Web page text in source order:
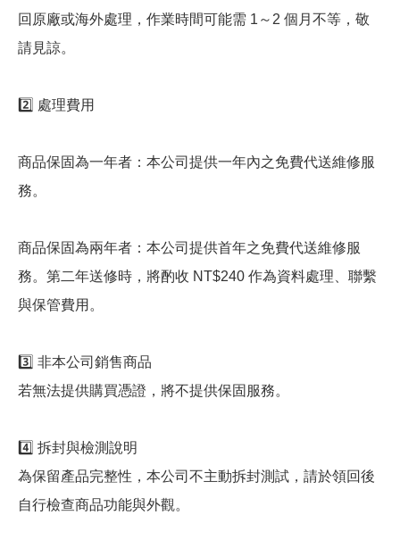
回原廠或海外處理，作業時間可能需 1～2 個月不等，敬
請見諒。
2️⃣ 處理費用
商品保固為一年者：本公司提供一年內之免費代送維修服
務。
商品保固為兩年者：本公司提供首年之免費代送維修服
務。第二年送修時，將酌收 NT$240 作為資料處理、聯繫
與保管費用。
3️⃣ 非本公司銷售商品
若無法提供購買憑證，將不提供保固服務。
4️⃣ 拆封與檢測說明
為保留產品完整性，本公司不主動拆封測試，請於領回後
自行檢查商品功能與外觀。